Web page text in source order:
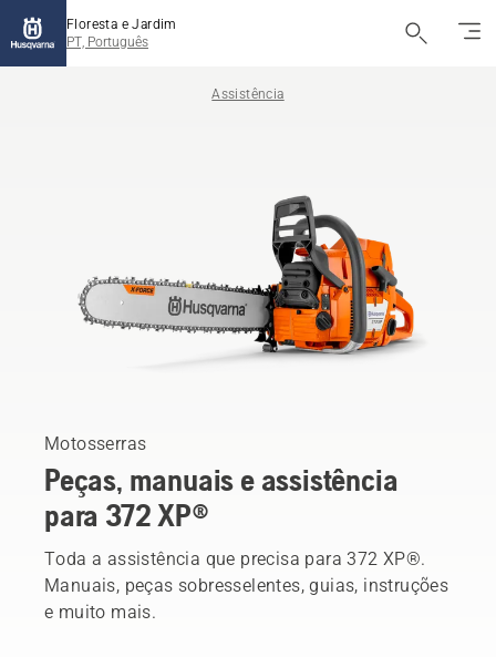
Floresta e Jardim
PT, Português
Assistência
Motosserras
Peças, manuais e assistência
para 372 XP®
Toda a assistência que precisa para 372 XP®.
Manuais, peças sobresselentes, guias, instruções
e muito mais.